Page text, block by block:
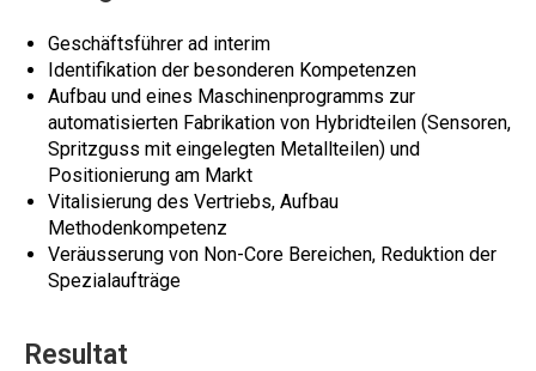
Geschäftsführer ad interim
Identifikation der besonderen Kompetenzen
Aufbau und eines Maschinenprogramms zur
automatisierten Fabrikation von Hybridteilen (Sensoren,
Spritzguss mit eingelegten Metallteilen) und
Positionierung am Markt
Vitalisierung des Vertriebs, Aufbau
Methodenkompetenz
Veräusserung von Non-Core Bereichen, Reduktion der
Spezialaufträge
Resultat